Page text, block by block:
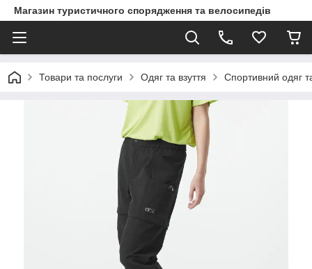
Магазин туристичного спорядження та велосипедів
Товари та послуги Одяг та взуття Спортивний одяг